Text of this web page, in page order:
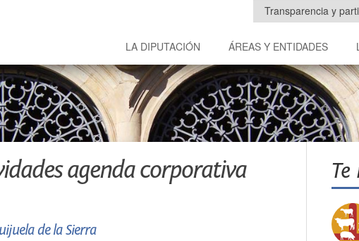
Transparencia y
LA DIPUTACIÓN ÁREAS Y ENTIDADES
agenda corporativa
de la Sierra